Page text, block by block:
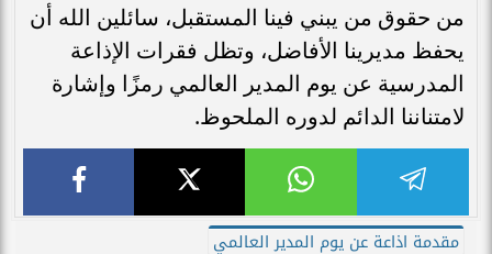
من حقوق من يبني فينا المستقبل، سائلين الله أن
يحفظ مديرينا الأفاضل، وتظل فقرات الإذاعة
المدرسية عن يوم المدير العالمي رمزًا وإشارة
لامتناننا الدائم لدوره الملحوظ.
مقدمة اذاعة عن يوم المدير العالمي